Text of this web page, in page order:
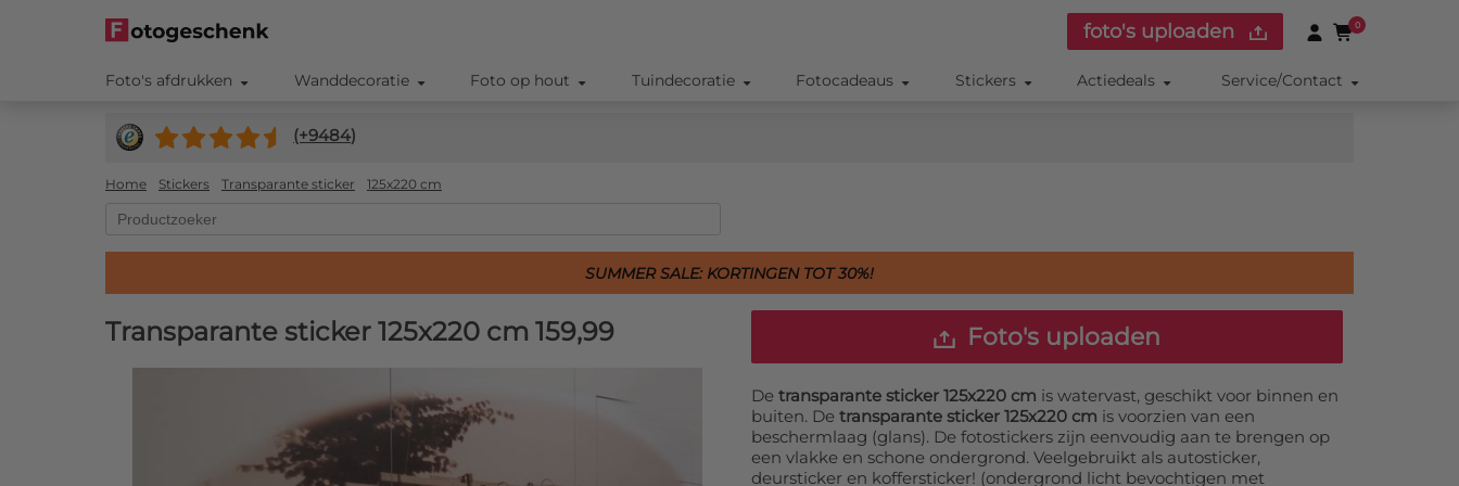
foto's uploaden 0
Foto's afdrukken Wanddecoratie Foto op hout Tuindecoratie Fotocadeaus Stickers Actiedeals Service/Contact
(+9484)
Home Stickers Transparante sticker 125x220 cm
SUMMER SALE: KORTINGEN TOT 30%!
Transparante sticker 125x220 cm 159,99 Foto's uploaden
De transparante sticker 125x220 cm is watervast, geschikt voor binnen en
buiten. De transparante sticker 125x220 cm is voorzien van een
beschermlaag (glans). De fotostickers zijn eenvoudig aan te brengen op
een vlakke en schone ondergrond. Veelgebruikt als autosticker,
deursticker en koffersticker! (ondergrond licht bevochtigen met